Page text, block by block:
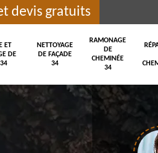
devis gratuits
ET
DE
NETTOYAGE
DE FAÇADE
34
RAMONAGE
DE
CHEMINÉE
34